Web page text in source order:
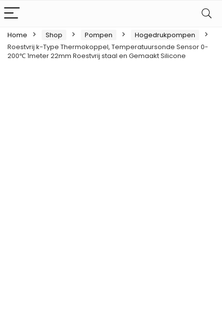
Home Shop Pompen
Hogedrukpompen
Roestvrij k-Type Thermokoppel, Temperatuursonde Sensor 0-
200℃ 1meter 22mm Roestvrij staal en Gemaakt Silicone